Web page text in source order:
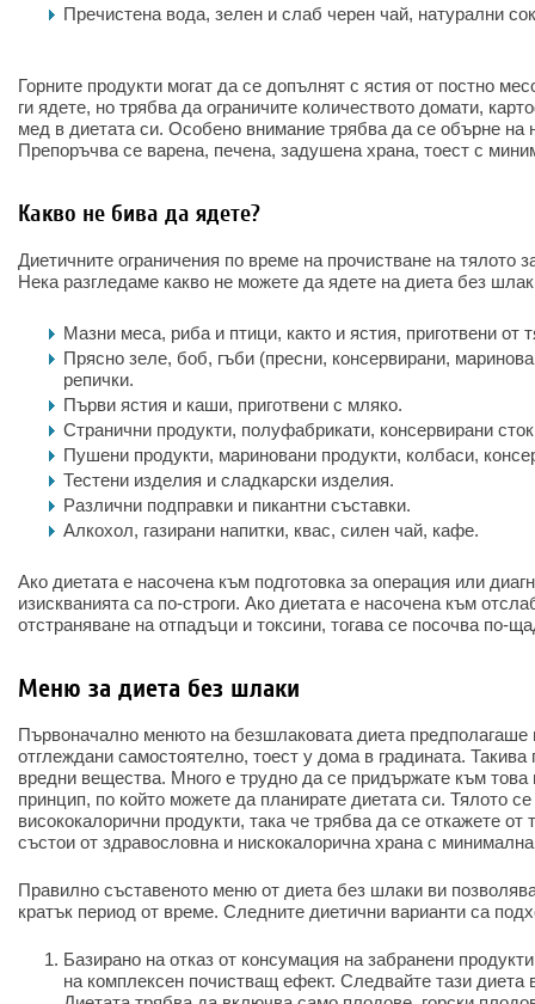
Пречистена вода, зелен и слаб черен чай, натурални
Горните продукти могат да се допълнят с ястия от постно
ги ядете, но трябва да ограничите количеството домати,
мед в диетата си. Особено внимание трябва да се обърне на
Препоръчва се варена, печена, задушена храна, тоест с
Какво не бива да ядете?
Диетичните ограничения по време на прочистване на тялото
Нека разгледаме какво не можете да ядете на диета без
Мазни меса, риба и птици, както и ястия, приготвени от
Прясно зеле, боб, гъби (пресни, консервирани,
репички.
Първи ястия и каши, приготвени с мляко.
Странични продукти, полуфабрикати, консервирани
Пушени продукти, мариновани продукти, колбаси,
Тестени изделия и сладкарски изделия.
Различни подправки и пикантни съставки.
Алкохол, газирани напитки, квас, силен чай, кафе.
Ако диетата е насочена към подготовка за операция или
изискванията са по-строги. Ако диетата е насочена към
отстраняване на отпадъци и токсини, тогава се посочва по-
Меню за диета без шлаки
Първоначално менюто на безшлаковата диета предполагаше
отглеждани самостоятелно, тоест у дома в градината.
вредни вещества. Много е трудно да се придържате към това
принцип, по който можете да планирате диетата си. Тялото
висококалорични продукти, така че трябва да се откажете
състои от здравословна и нискокалорична храна с
Правилно съставеното меню от диета без шлаки ви
кратък период от време. Следните диетични варианти са
Базирано на отказ от консумация на забранени
на комплексен почистващ ефект. Следвайте тази